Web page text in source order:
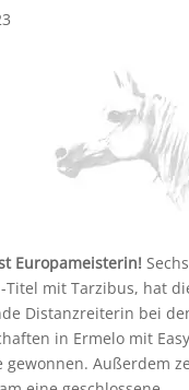
Europameisterin!
Titel mit Tarzibus, hat
Distanzreiterin bei
in Ermelo mit
gewonnen. Außerdem